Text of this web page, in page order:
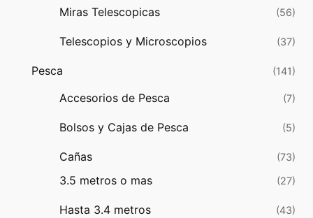
Miras Telescopicas (56)
Telescopios y Microscopios (37)
Pesca (141)
Accesorios de Pesca (7)
Bolsos y Cajas de Pesca (5)
Cañas (73)
3.5 metros o mas (27)
Hasta 3.4 metros (43)